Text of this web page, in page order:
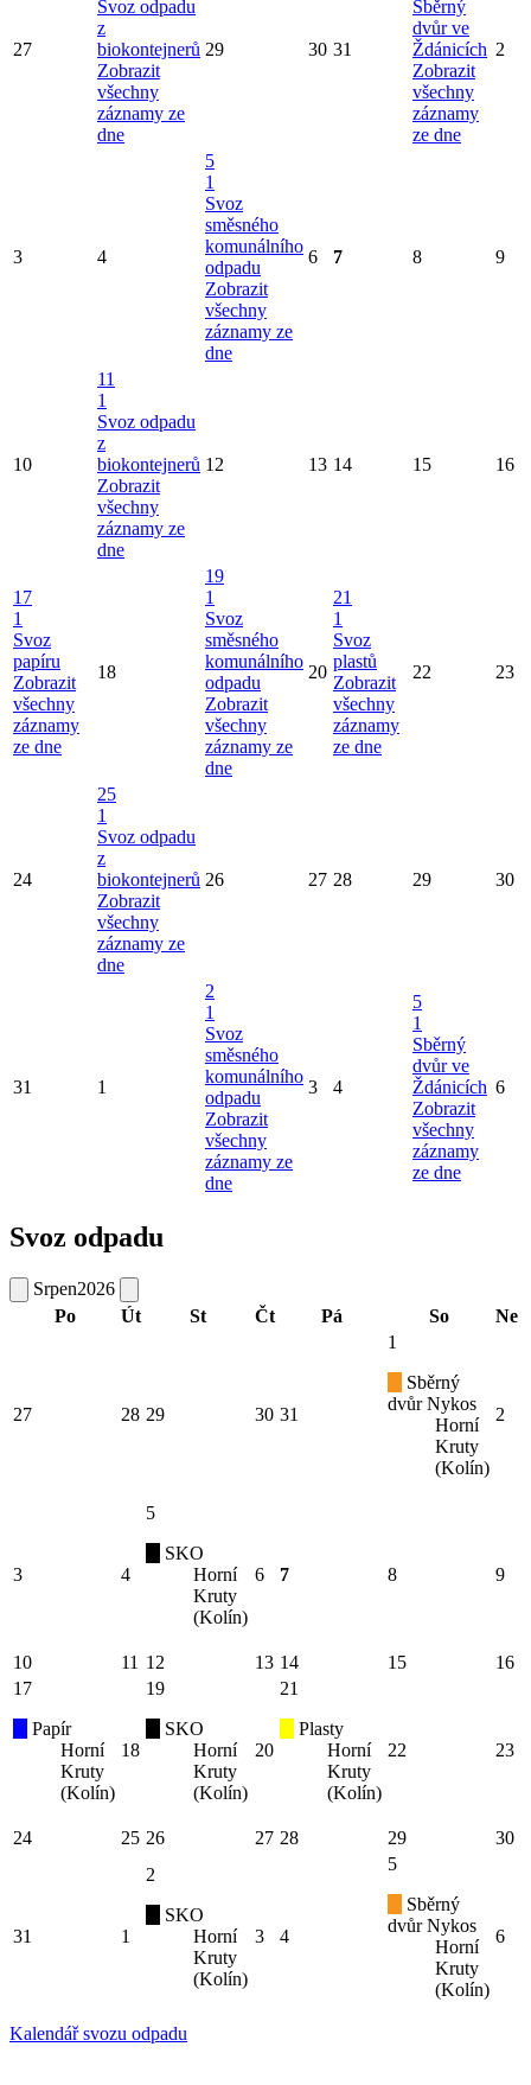
27
Svoz odpadu
z
biokontejnerů
Zobrazit
všechny
záznamy ze
dne
29 30 31
Sběrný
dvůr ve
Ždánicích
Zobrazit
všechny
záznamy
ze dne
2
3 4
5
1
Svoz
směsného
komunálního
odpadu
Zobrazit
všechny
záznamy ze
dne
6 7 8 9
10
11
1
Svoz odpadu
z
biokontejnerů
Zobrazit
všechny
záznamy ze
dne
12 13 14 15 16
17
1
Svoz
papíru
Zobrazit
všechny
záznamy
ze dne
18
19
1
Svoz
směsného
komunálního
odpadu
Zobrazit
všechny
záznamy ze
dne
20
21
1
Svoz
plastů
Zobrazit
všechny
záznamy
ze dne
22 23
24
25
1
Svoz odpadu
z
biokontejnerů
Zobrazit
všechny
záznamy ze
dne
26 27 28 29 30
31 1
2
1
Svoz
směsného
komunálního
odpadu
Zobrazit
všechny
záznamy ze
dne
3 4
5
1
Sběrný
dvůr ve
Ždánicích
Zobrazit
všechny
záznamy
ze dne
6
Svoz odpadu
Srpen2026
Po
Út St Čt Pá So Ne
27 28 29 30 31
1
Sběrný
dvůr Nykos
Horní
Kruty
(Kolín)
2
3 4
5
SKO
Horní
Kruty
(Kolín)
6 7 8 9
10 11 12 13 14 15
16
17
Papír
Horní
Kruty
(Kolín)
18
19
SKO
Horní
Kruty
(Kolín)
20
21
Plasty
Horní
Kruty
(Kolín)
22 23
24 25 26 27 28 29 30
31 1
2
SKO
Horní
Kruty
(Kolín)
3 4
5
Sběrný
dvůr Nykos
Horní
Kruty
(Kolín)
6
Kalendář svozu odpadu